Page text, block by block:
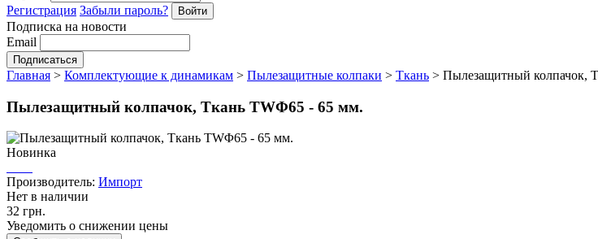
Регистрация Забыли пароль?
Подписка на новости
Email
Главная > Комплектующие к динамикам > Пылезащитные колпаки > Ткань > Пылезащитный колпачок,
Пылезащитный колпачок, Ткань TWΦ65 - 65 мм.
Новинка
Производитель: Импорт
Нет в наличии
32 грн.
Уведомить о снижении цены